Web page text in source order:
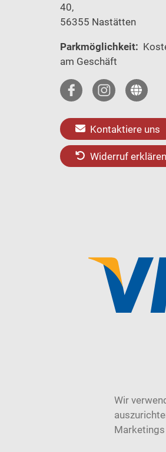
40,
56355 Nastätten
Parkmöglichkeit:
am Geschäft
Kontaktiere uns
Widerruf erklären
Wir
Marketings